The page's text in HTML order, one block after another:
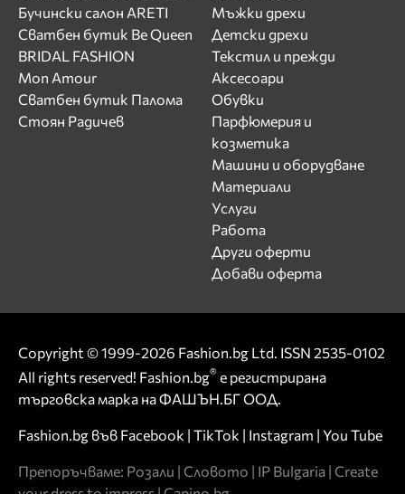
Бучински салон ARETI
Сватбен бутик Be Queen
BRIDAL FASHION
Mon Amour
Сватбен бутик Палома
Стоян Радичев
Мъжки дрехи
Детски дрехи
Текстил и прежди
Аксесоари
Обувки
Парфюмерия и
козметика
Машини и оборудване
Материали
Услуги
Работа
Други оферти
Добави оферта
Copyright © 1999-2026 Fashion.bg Ltd. ISSN 2535-0102
All rights reserved! Fashion.bg® е регистрирана
търговска марка на ФАШЪН.БГ ООД.
Fashion.bg във Facebook | TikTok | Instagram | You Tube
Препоръчваме: Розали | Словото | IP Bulgaria | Create